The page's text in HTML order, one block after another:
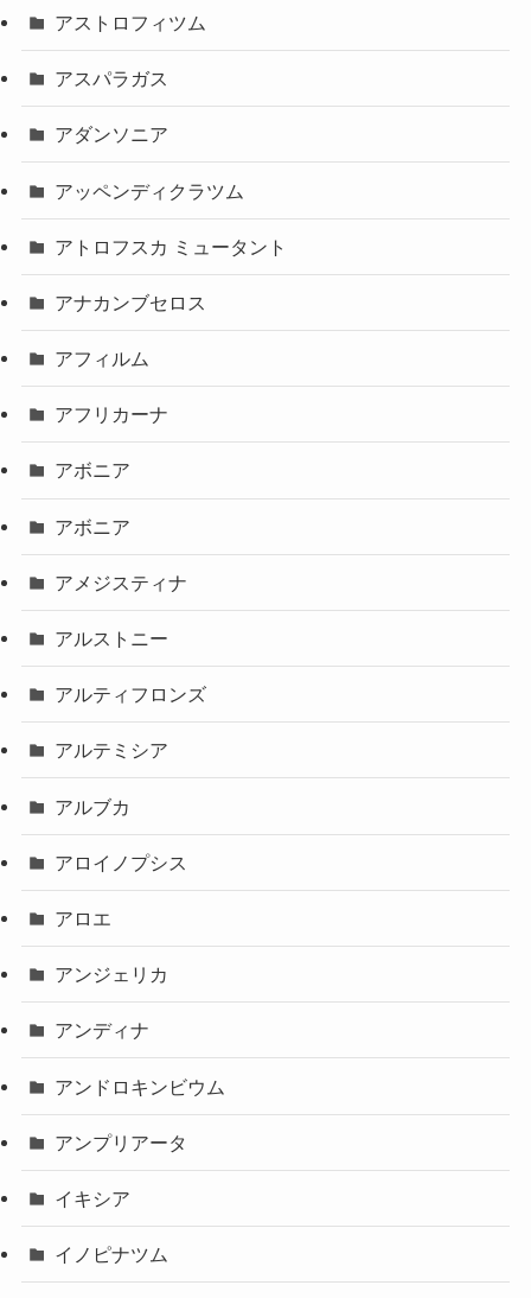
アストロフィツム
アスパラガス
アダンソニア
アッペンディクラツム
アトロフスカ ミュータント
アナカンブセロス
アフィルム
アフリカーナ
アボニア
アボニア
アメジスティナ
アルストニー
アルティフロンズ
アルテミシア
アルブカ
アロイノプシス
アロエ
アンジェリカ
アンディナ
アンドロキンビウム
アンプリアータ
イキシア
イノピナツム